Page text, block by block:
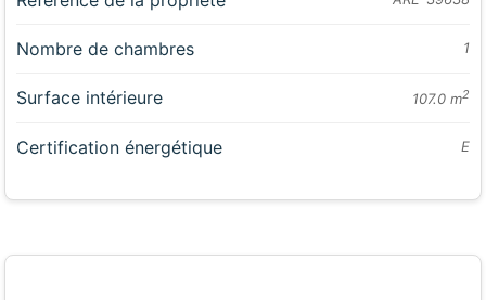
Nombre de chambres 1
Surface intérieure 107.0 m2
Certification énergétique E